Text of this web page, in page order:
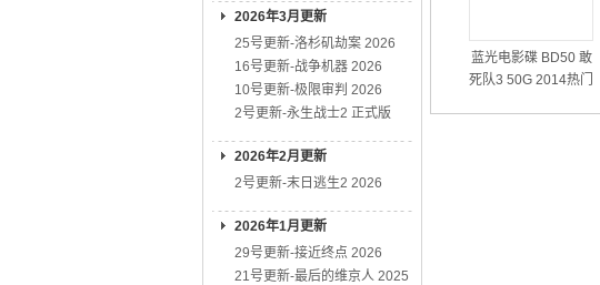
2026年3月更新
25号更新-洛杉矶劫案 2026
16号更新-战争机器 2026
10号更新-极限审判 2026
2号更新-永生战士2 正式版
2026年2月更新
2号更新-末日逃生2 2026
2026年1月更新
29号更新-接近终点 2026
21号更新-最后的维京人 2025
蓝光电影碟 BD50 敢
死队3 50G 2014热门